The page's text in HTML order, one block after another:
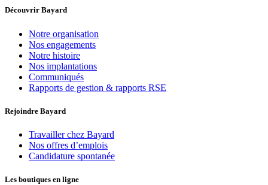
Découvrir Bayard
Notre organisation
Nos engagements
Notre histoire
Nos implantations
Communiqués
Rapports de gestion & rapports RSE
Rejoindre Bayard
Travailler chez Bayard
Nos offres d’emplois
Candidature spontanée
Les boutiques en ligne